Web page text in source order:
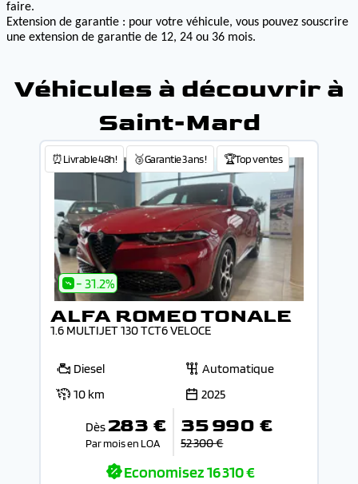
faire.
Extension de garantie : pour votre véhicule, vous pouvez souscrire
une extension de garantie de 12, 24 ou 36 mois.
Véhicules à découvrir à
Saint-Mard
⏰Livrable 48h! 🥉Garantie 3 ans ! 🏆Top ventes
- 31.2%
ALFA ROMEO TONALE
1.6 MULTIJET 130 TCT6 VELOCE
Diesel
Automatique
10 km
2025
Dès 283 €
Par mois en LOA
35 990 €
52 300 €
Economisez16 310 €